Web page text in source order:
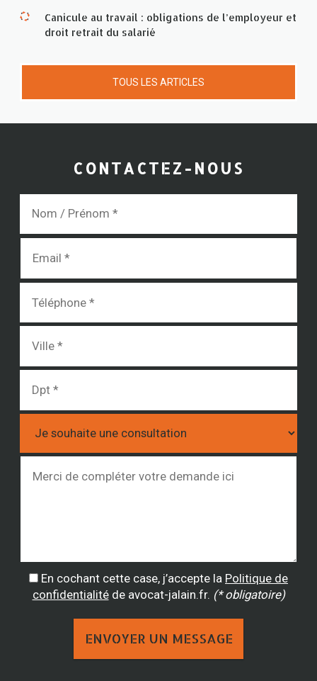
Canicule au travail : obligations de l’employeur et
droit retrait du salarié
TOUS LES ARTICLES
CONTACTEZ-NOUS
En cochant cette case, j’accepte la Politique de
confidentialitéde avocat-jalain.fr. (* obligatoire)